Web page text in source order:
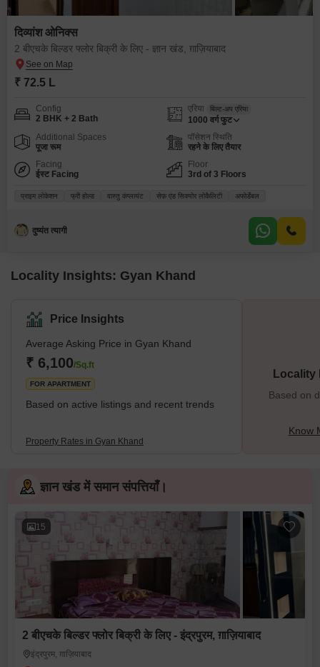
दिव्यांश ओनिक्स
2 बीएचके बिल्डर फ्लोर बिक्री के लिए - ज्ञान खंड, ग़ाज़ियाबाद
₹ 72.5 L
Config
2 BHK + 2 Bath
एरिया बिल्ट-अप एरिया
1000 वर्ग फुट
Additional Spaces
पूजा रूम
पॉसेशन स्थिति
रहने के लिए तैयार
Facing
ईस्ट Facing
Floor
3rd of 3 Floors
प्राइम लोकेशन फ्री होल्ड वास्तु कंप्लायंट सेफ़ एंड सिक्योर लोकैलिटी अफोर्डेबल
दुष्यंत त्यागी
Locality Insights: Gyan Khand
Price Insights
Average Asking Price in Gyan Khand
₹ 6,100/Sq.ft
FOR APARTMENT
Based on active listings and recent trends
Property Rates in Gyan Khand
Locality
Based on
Know
ज्ञान खंड में समान संपत्तियाँ।
15
2 बीएचके बिल्डर फ्लोर बिक्री के लिए - इंद्रपुरम, ग़ाज़ियाबाद
इंद्रपुरम, ग़ाज़ियाबाद